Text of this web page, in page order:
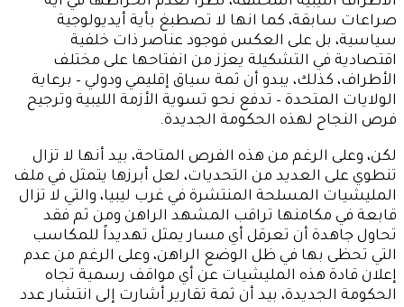
صراعات سابقة، كما انها لا تصطبغ بأية أيديولوجية
سياسية، بل على العكس فوجود عناصر ذات خلفية
اقتصادية في التشكيلة يعزز من انفتاحها على مختلف
الأطراف، كذلك، يبدو أن ثمة سياق إقليمي ودولي – برعاية
الولايات المتحدة – تدفع نحو تسوية الأزمة الليبية وترجيح
فرص النجاح لهذه الحكومة الجديدة.
لكن، وعلى الرغم من هذه الفرص المتاحة، بيد أنها لا تزال
تنطوي على العديد من التحديات، لعل أبرزها يتمثل في ملف
المليشيات المسلحة المنتشرة في غرب ليبيا، والتي لا تزال
قابعة في مكامنها تراقب المشهد الراهن ومن ثم فقد
تحاول جاهدة أن تعرقل أي مسار يمثل تهديداً للمكاسب
التي تحظى بها في ظل الوضع الراهن، وعلى الرغم من عدم
إعلان قادة هذه المليشيات عن أي مواقف رسمية تجاه
الحكومة الجديدة، بيد أن ثمة تقارير أشارت إلى انتشار عدد